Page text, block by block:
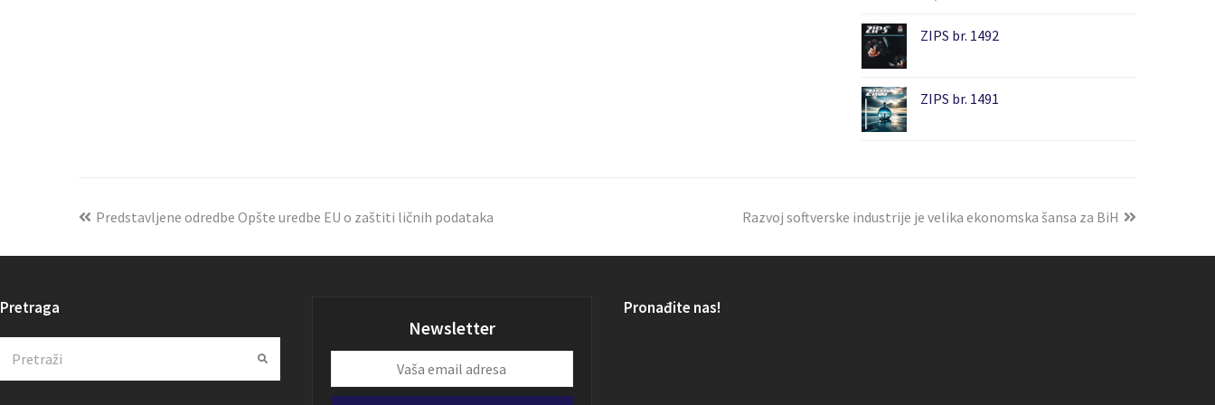
ZIPS br. 1492
ZIPS br. 1491
Predstavljene odredbe Opšte uredbe EU o zaštiti ličnih podataka Razvoj softverske industrije je velika ekonomska šansa za BiH
Pretraga
Submit
Newsletter
email
Pronađite nas!